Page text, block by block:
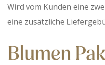
Wird vom Kunden eine
eine zusätzliche
Blumen